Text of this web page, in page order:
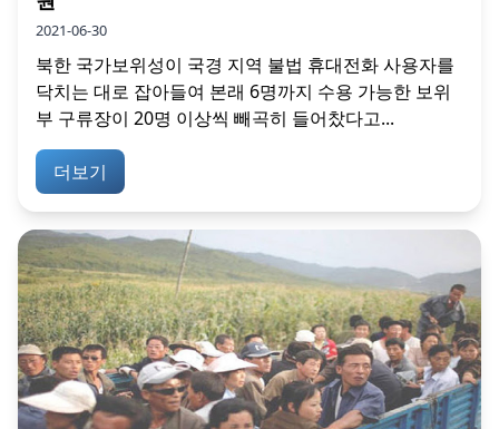
2021-06-30
북한 국가보위성이 국경 지역 불법 휴대전화 사용자를
닥치는 대로 잡아들여 본래 6명까지 수용 가능한 보위
부 구류장이 20명 이상씩 빼곡히 들어찼다고...
더보기